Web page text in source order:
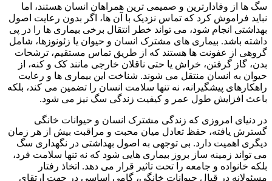
سگ‌ ها از وفادارترین و صمیمی‌ ترین همراهان انسان هستند، اما
نباید فراموش کرد که تماس نزدیک با آن‌ ها، اگر بدون رعایت اصول
بهداشتی انجام شود، می‌ تواند خطر انتقال برخی بیماری‌ ها را در پی
داشته باشد. بیماری‌ های مشترک انسان و حیوان یا زئونوزها، شامل
گروهی از عفونت‌ ها هستند که از طریق تماس مستقیم، ترشحات
بدن، گاز گرفتن، خراش یا حتی ناقلان خارجی مانند کک و کنه، از
حیوان به انسان منتقل می‌ شوند. شناخت این بیماری‌ ها و رعایت
راهکارهای پیشگیرانه، نه تنها سلامت انسان را تضمین می‌ کند، بلکه
باعث افزایش طول عمر و کیفیت زندگی سگ نیز می‌ شود.
در دنیای امروزی که زندگی مشترک انسان و حیوانات خانگی
گسترش یافته، حفظ تعادل میان محبت و مراقبت بیش از هر زمان
دیگری اهمیت دارد. بی‌ توجهی به اصول بهداشتی در نگهداری سگ
می‌ تواند زمینه‌ ساز بروز بیماری‌ هایی شود که نه‌ تنها سلامت فرد،
بلکه خانواده و جامعه را تحت‌ تاثیر قرار می‌ دهد. اتخاذ رفتار
مسئولانه در قبال حیوانات خانگی، گامی اساسی در جهت ارتقای